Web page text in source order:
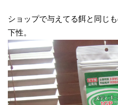
ショップで与えてる餌と同じ
下性。